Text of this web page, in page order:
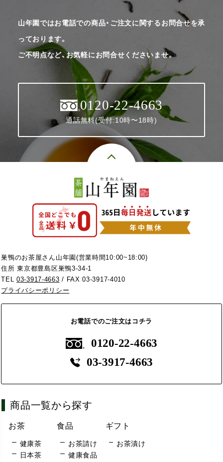
山年園ではお電話での商品・ご注文に関するお問合せを承
っております。
ご不明点など、お気軽にお問合せくださいませ。
0120-22-4663
通話無料(受付:10時〜18時)
巣鴨のお茶屋さん山年園(営業時間10:00~18:00)
住所 東京都豊島区巣鴨3-34-1
TEL03-3917-4663 / FAX 03-3917-4010
プライバシーポリシー
お電話でのご注文はコチラ
0120-22-4663
03-3917-4663
商品一覧から探す
お茶
健康茶
日本茶
食品
お茶請け
健康食品
ギフト
お茶漬け